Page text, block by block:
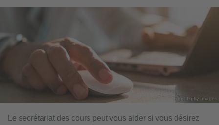
Foto: Getty Images
Le secrétariat des cours peut vous aider si vous désirez